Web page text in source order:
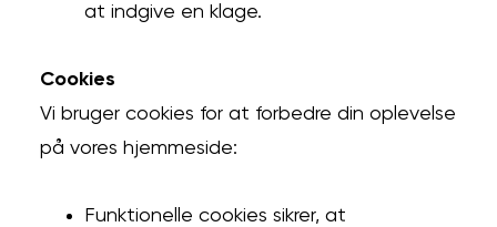
at indgive en klage.
Cookies
Vi bruger cookies for at forbedre din oplevelse
på vores hjemmeside:
Funktionelle cookies sikrer, at